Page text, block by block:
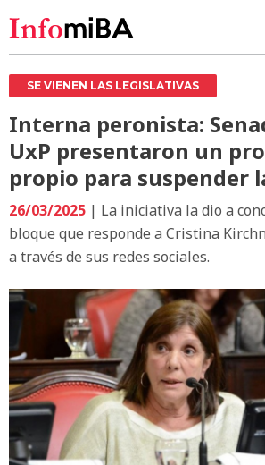
SE VIENEN LAS LEGISLATIVAS
Interna peronista:
UxP presentaron un
propio para suspender
26/03/2025 | La iniciativa la dio a
bloque que responde a Cristina
a través de sus redes sociales.